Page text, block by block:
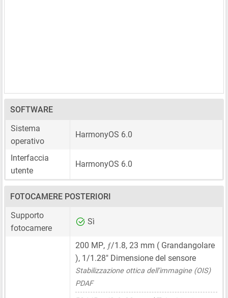
SOFTWARE
Sistema
operativo
HarmonyOS 6.0
Interfaccia
utente
HarmonyOS 6.0
FOTOCAMERE POSTERIORI
Supporto
fotocamere
Sì
200 MP, ƒ/1.8, 23 mm ( Grandangolare
), 1/1.28" Dimensione del sensore
Stabilizzazione ottica dell’immagine (OIS)
PDAF